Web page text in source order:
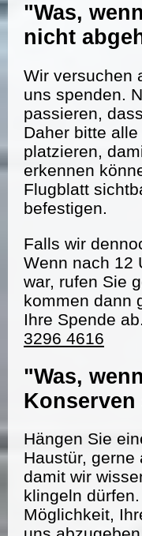
"Was,
nicht
Wir versuchen
uns spenden.
passieren,
Daher bitte
platzieren,
erkennen
Flugblatt
befestigen.
Falls wir
Wenn nach 12
war, rufen Sie
kommen dann
Ihre Spende
3296 4616
"Was,
Hängen Sie
Haustür, gerne
damit wir
klingeln
Möglichkeit,